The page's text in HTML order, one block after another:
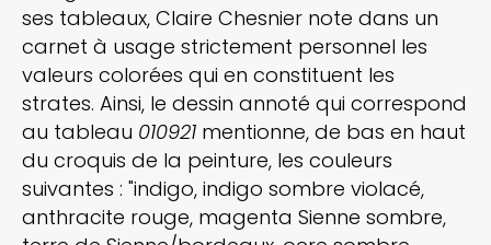
ses tableaux, Claire Chesnier note dans un
carnet à usage strictement personnel les
valeurs colorées qui en constituent les
strates. Ainsi, le dessin annoté qui correspond
au tableau 010921 mentionne, de bas en haut
du croquis de la peinture, les couleurs
suivantes : "indigo, indigo sombre violacé,
anthracite rouge, magenta Sienne sombre,